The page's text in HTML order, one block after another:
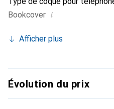
Bookcover i
Afficher plus
Évolution du prix